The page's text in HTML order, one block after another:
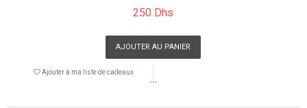
250 Dhs
AJOUTER AU PANIER
Ajouter à ma liste de cadeaux
```